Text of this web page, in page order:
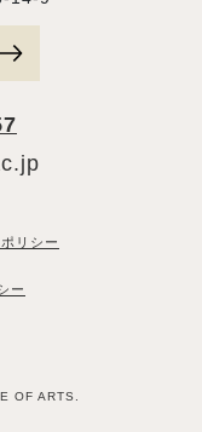
リシー
ー
OF ARTS.